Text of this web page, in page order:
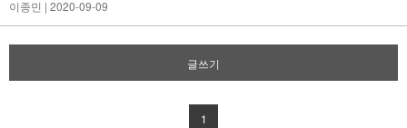
이종민 | 2020-09-09
글쓰기
1